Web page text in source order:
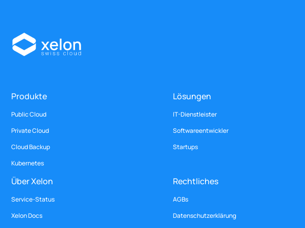
Produkte
Public Cloud
Private Cloud
Cloud Backup
Kubernetes
Lösungen
IT-Dienstleister
Softwareentwickler
Startups
Über Xelon
Service-Status
Xelon Docs
Rechtliches
AGBs
Datenschutzerklärung